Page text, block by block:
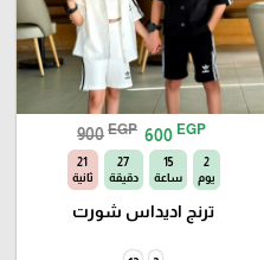
900 EGP 600 EGP
2
يوم
15
ساعة
27
دقيقة
20
ثانية
ترنج اديداس شورت